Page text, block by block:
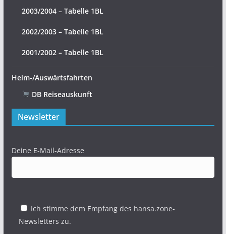
2003/2004 – Tabelle 1BL
2002/2003 – Tabelle 1BL
2001/2002 – Tabelle 1BL
Heim-/Auswärtsfahrten
DB Reiseauskunft
Newsletter
Deine E-Mail-Adresse
Ich stimme dem Empfang des hansa.zone-
Newsletters zu.